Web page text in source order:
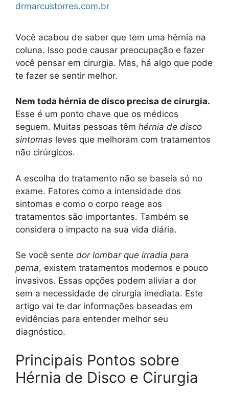
drmarcustorres.com.br
Você acabou de saber que tem uma hérnia na
coluna. Isso pode causar preocupação e fazer
você pensar em cirurgia. Mas, há algo que pode
te fazer se sentir melhor.
Nem toda hérnia de disco precisa de cirurgia.
Esse é um ponto chave que os médicos
seguem. Muitas pessoas têm hérnia de disco
sintomas leves que melhoram com tratamentos
não cirúrgicos.
A escolha do tratamento não se baseia só no
exame. Fatores como a intensidade dos
sintomas e como o corpo reage aos
tratamentos são importantes. Também se
considera o impacto na sua vida diária.
Se você sente dor lombar que irradia para
perna, existem tratamentos modernos e pouco
invasivos. Essas opções podem aliviar a dor
sem a necessidade de cirurgia imediata. Este
artigo vai te dar informações baseadas em
evidências para entender melhor seu
diagnóstico.
Principais Pontos sobre
Hérnia de Disco e Cirurgia